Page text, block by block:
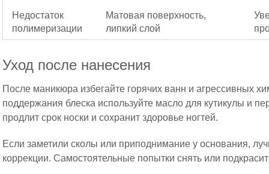
Недостаток
полимеризации
Матовая поверхность,
липкий слой
Уход после нанесения
После маникюра избегайте горячих ванн и агрессивных
поддержания блеска используйте масло для кутикулы и
продлит срок носки и сохранит здоровье ногтей.
Если заметили сколы или приподнимание у основания,
коррекции. Самостоятельные попытки снять или